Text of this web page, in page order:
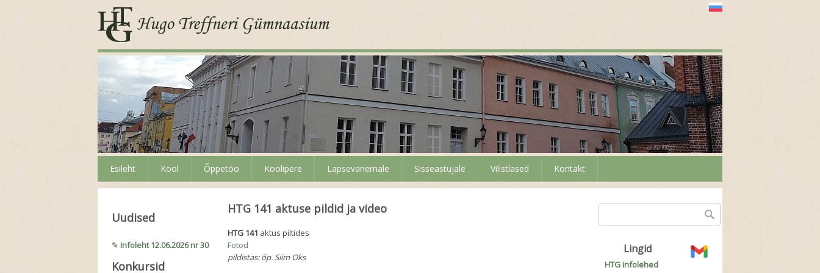
Esileht Kool Õppetöö Koolipere Lapsevanemale Sisseastujale Vilistlased Kontakt
HTG 141 aktuse pildid ja video
HTG 141 aktus piltides
Fotod
pildistas: õp. Siim Oks
Uudised
✎ Infoleht 12.06.2026 nr 30
Konkursid
Otsinguvorm
Lingid
HTG infolehed